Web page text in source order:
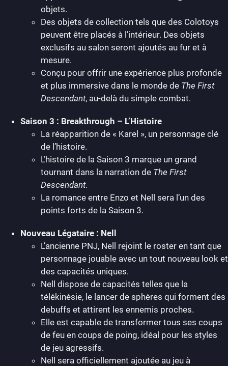
objets.
Des objets de collection tels que des Colotoys
peuvent être placés à l’intérieur. Des objets
exclusifs au salon seront ajoutés au fur et à
mesure.
Conçu pour offrir une expérience plus profonde
et plus immersive dans le monde de The First
Descendant, au-delà du simple combat.
Saison 3 : Breakthrough – L’Histoire
La réapparition de « Karel », un personnage clé
de l’histoire.
L’histoire de la Saison 3 marque un grand
tournant dans la narration de The First
Descendant.
La romance entre Enzo et Nell sera l’un des
points forts de la Saison 3.
Nouveau Légataire : Nell
L’ancienne PNJ, Nell rejoint le roster en tant que
personnage jouable avec un tout nouveau look et
des capacités uniques.
Nell dispose de capacités telles que la
télékinésie, le lancer de sphères qui forment des
debuffs et attirent les ennemis proches.
Elle est capable de transformer tous ses coups
de feu en coups de poing, idéal pour les styles
de jeu agressifs.
Nell sera officiellement ajoutée au jeu à